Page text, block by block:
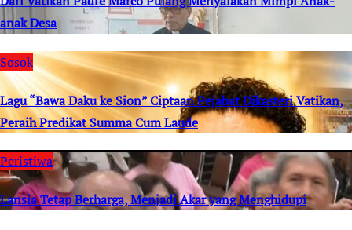
anak Desa
Sosok
Lagu “Bawa Daku ke Sion” Ciptaan Pejabat Dikasteri Vatikan,
Peraih Predikat Summa Cum Laude
Peristiwa
Lansia Tetap Berharga, Menjadi Akar yang Menghidupi